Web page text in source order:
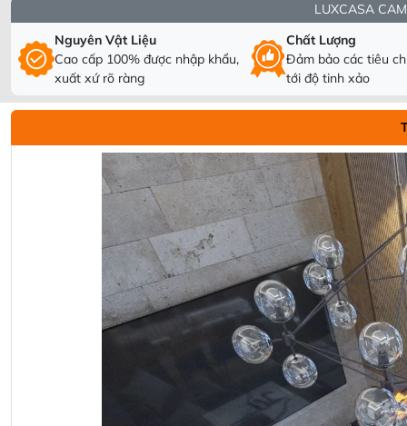
LUXCASA
Nguyên Vật Liệu
Cao cấp 100% được nhập khẩu,
xuất xứ rõ ràng
Chất Lượng
Đảm bảo các tiêu
tới độ tinh xảo